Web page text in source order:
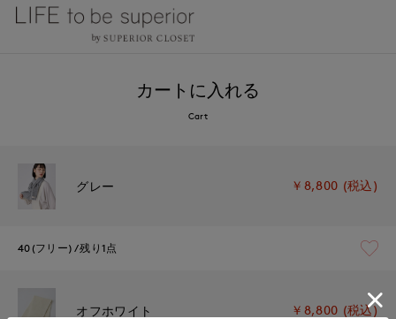
カートに入れる
Cart
グレー ￥8,800 (税込)
40(フリー) 残り1点
オフホワイト ￥8,800 (税込)